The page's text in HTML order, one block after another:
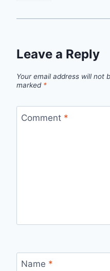
Leave a Reply
Your email address will not
marked *
Comment *
Name *